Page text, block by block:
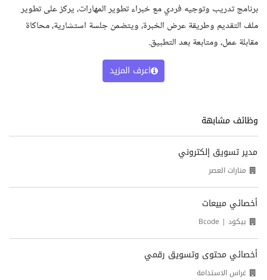
برنامج تدريب وتوجيه فردي مع خبراء تطوير المهارات، يركز على تطوير
ملف التقديم وطريقة عرض الخبرة، ويتضمن جلسة استشارية، محاكاة
مقابلة عمل، ومتابعة بعد التطبيق.
اعرف المزيد
وظائف مشابهة
مدير تسويق إلكتروني
منارات العصر
أخصائي مبيعات
بيكود | Bcode
أخصائي محتوى وتسويق رقمي
غراس الاستدامة